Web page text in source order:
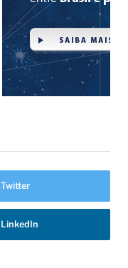
Twitter
LinkedIn